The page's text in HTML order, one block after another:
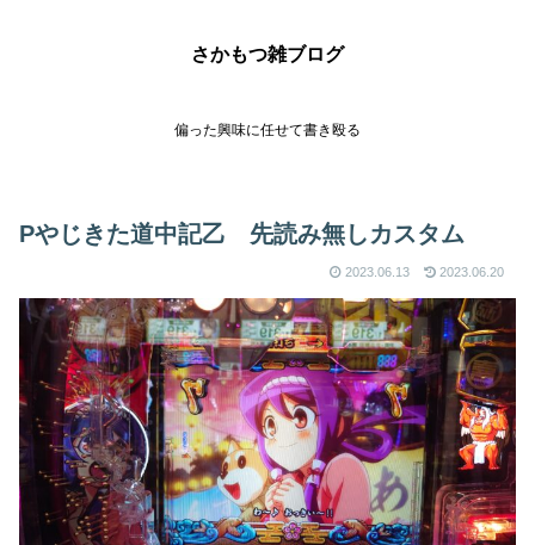
さかもつ雑ブログ
偏った興味に任せて書き殴る
Pやじきた道中記乙 先読み無しカスタム
2023.06.13 2023.06.20